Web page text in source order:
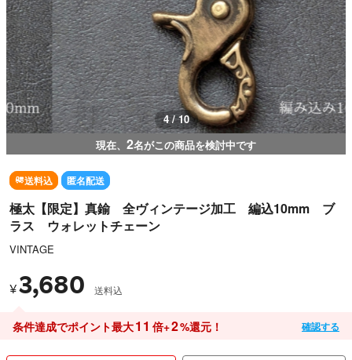
4 / 10
現在、 2名がこの商品を検討中です
送料込 匿名配送
極太【限定】真鍮 全ヴィンテージ加工 編込10mm ブ
ラス ウォレットチェーン
VINTAGE
¥3,680 送料込
条件達成でポイント最大11 倍+2%還元！ 確認する